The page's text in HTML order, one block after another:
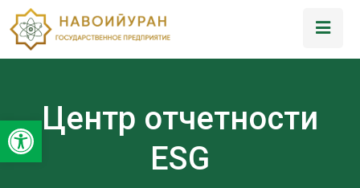
Открыть панель инструментов
Центр отчетности
ESG